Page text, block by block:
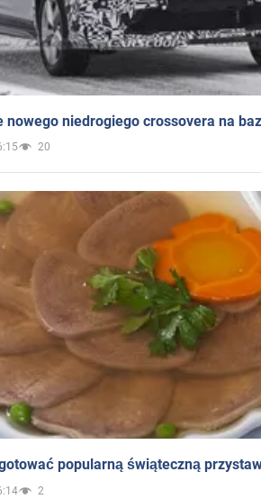
nowego niedrogiego crossovera na
20
popularną świąteczną
2